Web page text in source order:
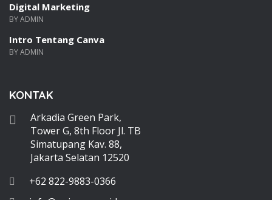
Digital Marketing
BY ADMIN
Intro Tentang Canva
BY ADMIN
KONTAK
Arkadia Green Park,
Tower G, 8th Floor Jl. TB
Simatupang Kav. 88,
Jakarta Selatan 12520
+62 822-9883-0366